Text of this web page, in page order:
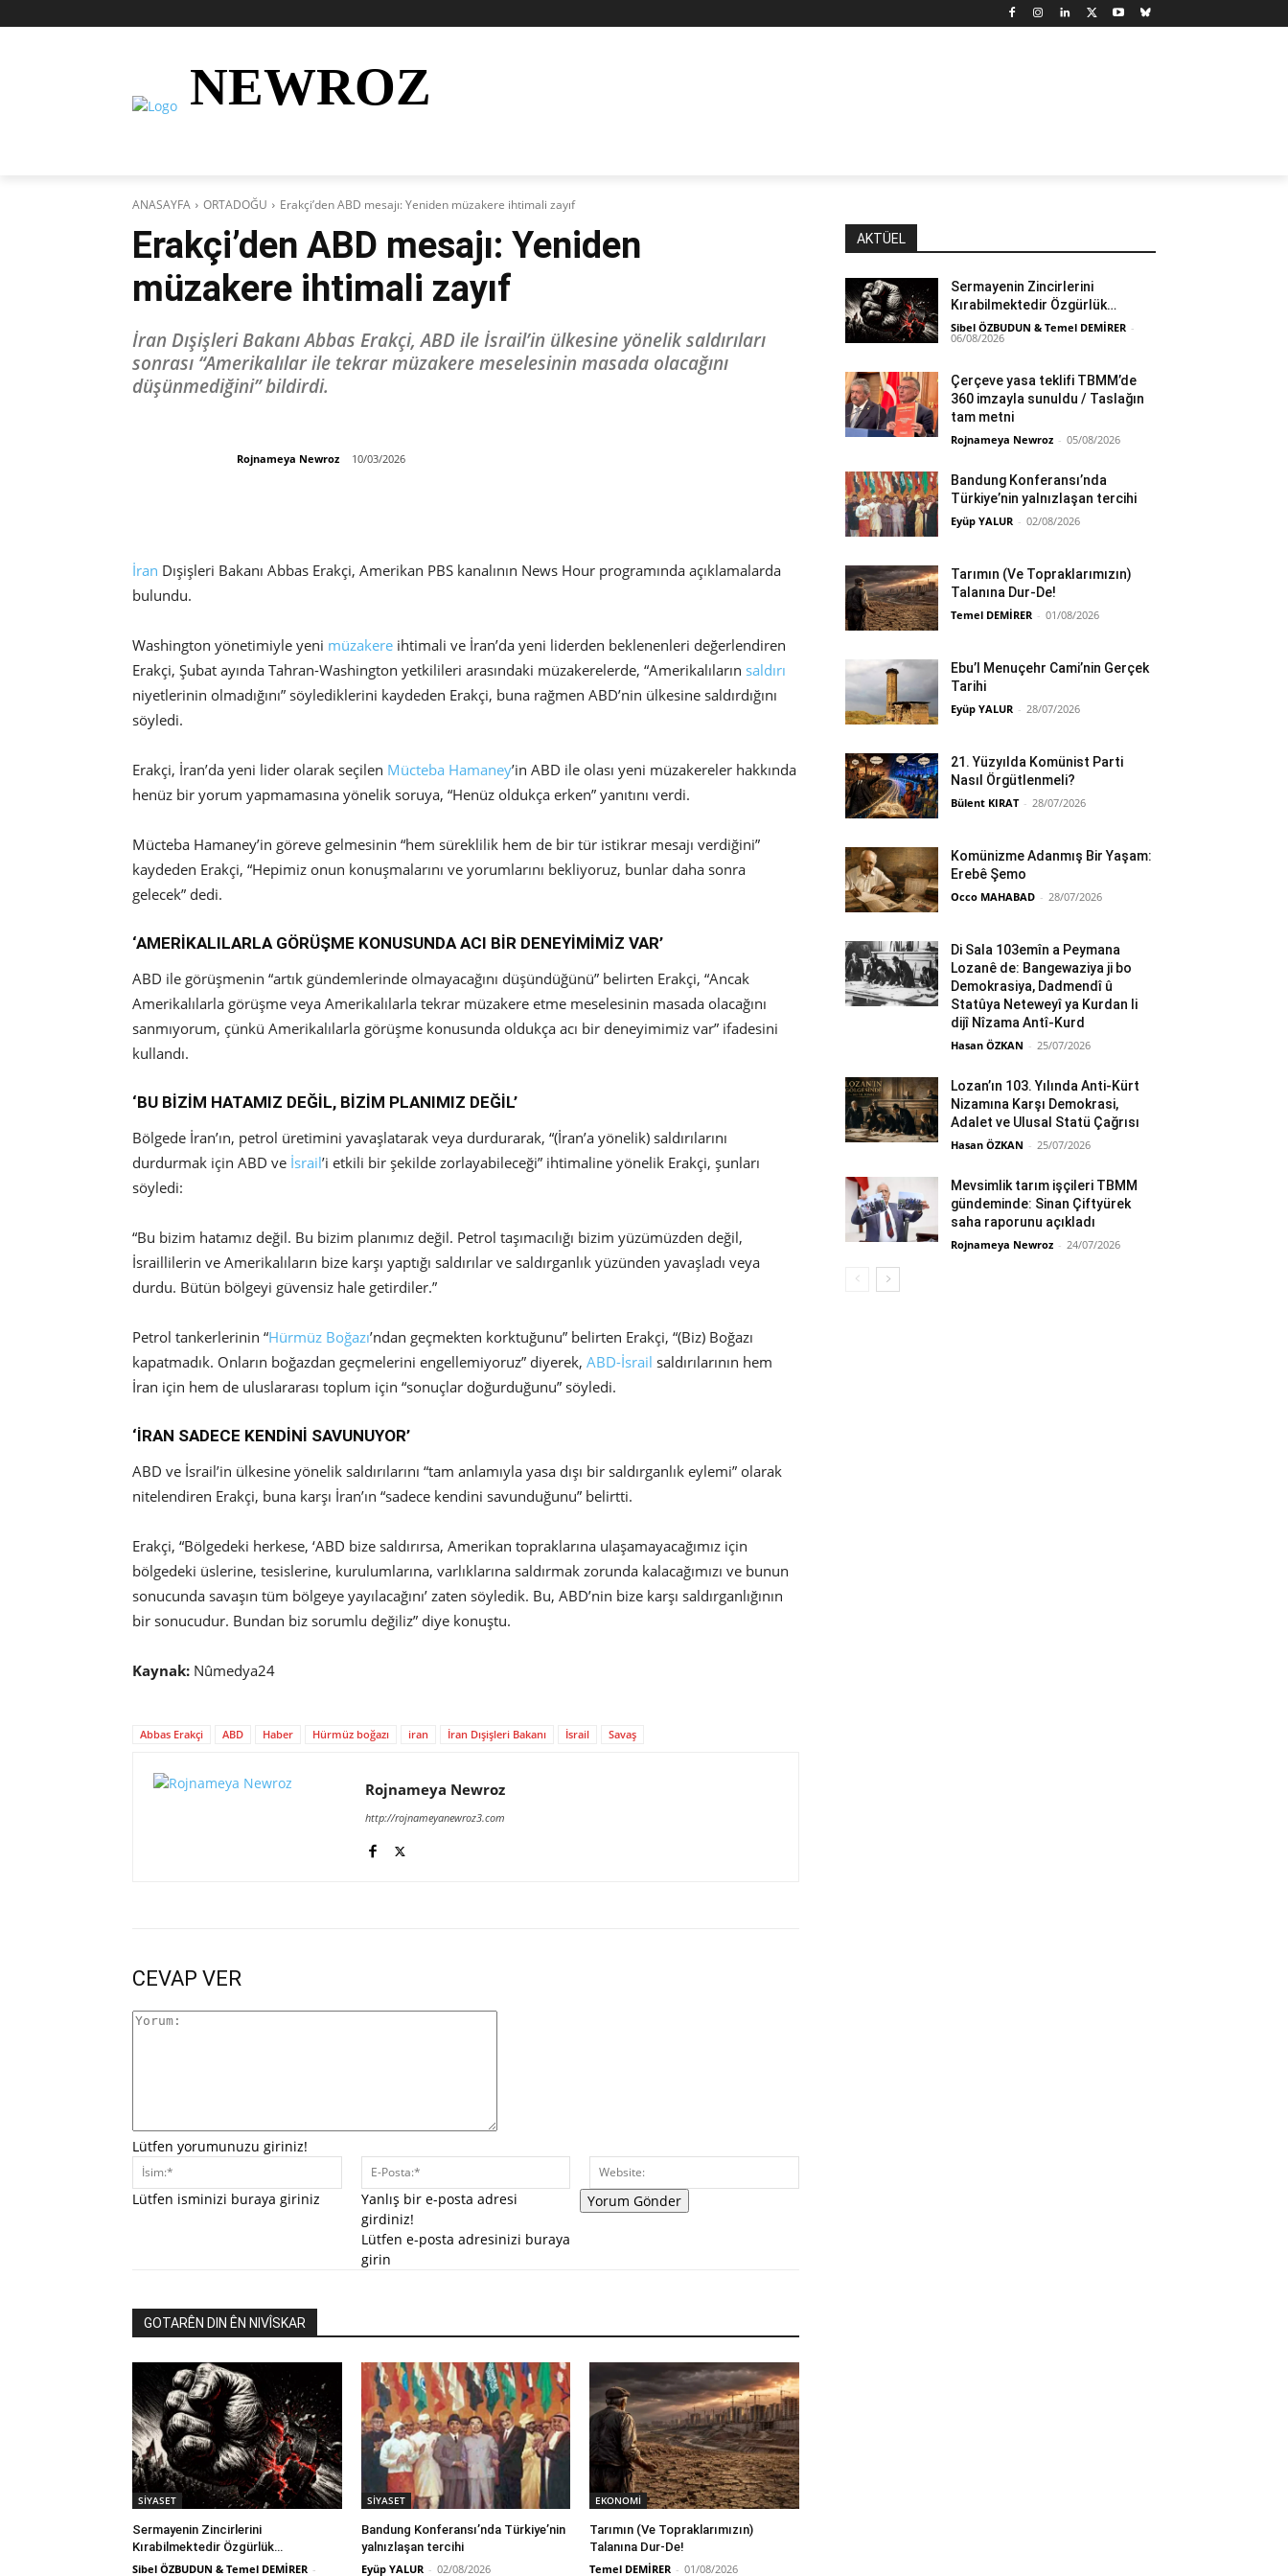
NEWROZ
ANASAYFA ORTADOĞU Erakçi’den ABD mesajı: Yeniden müzakere ihtimali zayıf
Erakçi’den ABD mesajı: Yeniden
müzakere ihtimali zayıf
İran Dışişleri Bakanı Abbas Erakçi, ABD ile İsrail’in ülkesine yönelik saldırıları
sonrası “Amerikalılar ile tekrar müzakere meselesinin masada olacağını
düşünmediğini” bildirdi.
Rojnameya Newroz 10/03/2026
İran Dışişleri Bakanı Abbas Erakçi, Amerikan PBS kanalının News Hour programında açıklamalarda
bulundu.
Washington yönetimiyle yeni müzakere ihtimali ve İran’da yeni liderden beklenenleri değerlendiren
Erakçi, Şubat ayında Tahran-Washington yetkilileri arasındaki müzakerelerde, “Amerikalıların saldırı
niyetlerinin olmadığını” söylediklerini kaydeden Erakçi, buna rağmen ABD’nin ülkesine saldırdığını
söyledi.
Erakçi, İran’da yeni lider olarak seçilen Mücteba Hamaney’in ABD ile olası yeni müzakereler hakkında
henüz bir yorum yapmamasına yönelik soruya, “Henüz oldukça erken” yanıtını verdi.
Mücteba Hamaney’in göreve gelmesinin “hem süreklilik hem de bir tür istikrar mesajı verdiğini”
kaydeden Erakçi, “Hepimiz onun konuşmalarını ve yorumlarını bekliyoruz, bunlar daha sonra
gelecek” dedi.
‘AMERİKALILARLA GÖRÜŞME KONUSUNDA ACI BİR DENEYİMİMİZ VAR’
ABD ile görüşmenin “artık gündemlerinde olmayacağını düşündüğünü” belirten Erakçi, “Ancak
Amerikalılarla görüşme veya Amerikalılarla tekrar müzakere etme meselesinin masada olacağını
sanmıyorum, çünkü Amerikalılarla görüşme konusunda oldukça acı bir deneyimimiz var” ifadesini
kullandı.
‘BU BİZİM HATAMIZ DEĞİL, BİZİM PLANIMIZ DEĞİL’
Bölgede İran’ın, petrol üretimini yavaşlatarak veya durdurarak, “(İran’a yönelik) saldırılarını
durdurmak için ABD ve İsrail’i etkili bir şekilde zorlayabileceği” ihtimaline yönelik Erakçi, şunları
söyledi:
“Bu bizim hatamız değil. Bu bizim planımız değil. Petrol taşımacılığı bizim yüzümüzden değil,
İsraillilerin ve Amerikalıların bize karşı yaptığı saldırılar ve saldırganlık yüzünden yavaşladı veya
durdu. Bütün bölgeyi güvensiz hale getirdiler.”
Petrol tankerlerinin “Hürmüz Boğazı’ndan geçmekten korktuğunu” belirten Erakçi, “(Biz) Boğazı
kapatmadık. Onların boğazdan geçmelerini engellemiyoruz” diyerek, ABD-İsrail saldırılarının hem
İran için hem de uluslararası toplum için “sonuçlar doğurduğunu” söyledi.
‘İRAN SADECE KENDİNİ SAVUNUYOR’
ABD ve İsrail’in ülkesine yönelik saldırılarını “tam anlamıyla yasa dışı bir saldırganlık eylemi” olarak
nitelendiren Erakçi, buna karşı İran’ın “sadece kendini savunduğunu” belirtti.
Erakçi, “Bölgedeki herkese, ‘ABD bize saldırırsa, Amerikan topraklarına ulaşamayacağımız için
bölgedeki üslerine, tesislerine, kurulumlarına, varlıklarına saldırmak zorunda kalacağımızı ve bunun
sonucunda savaşın tüm bölgeye yayılacağını’ zaten söyledik. Bu, ABD’nin bize karşı saldırganlığının
bir sonucudur. Bundan biz sorumlu değiliz” diye konuştu.
Kaynak: Nûmedya24
Abbas Erakçi ABD Haber Hürmüz boğazı iran İran Dışişleri Bakanı İsrail Savaş
Rojnameya Newroz
http://rojnameyanewroz3.com
CEVAP VER
Lütfen yorumunuzu giriniz!
İsim:*
Lütfen isminizi buraya giriniz
Posta:*
Yanlış bir e-posta adresi
girdiniz!
Lütfen e-posta adresinizi buraya
girin
GOTARÊN DIN ÊN NIVÎSKAR
SİYASET
Sermayenin Zincirlerini
Kırabilmektedir Özgürlük…
Sibel ÖZBUDUN & Temel DEMİRER -
SİYASET
Bandung Konferansı’nda Türkiye’nin
yalnızlaşan tercihi
Eyüp YALUR - 02/08/2026
EKONOMİ
Tarımın (Ve Topraklarımızın)
Talanına Dur-De!
Temel DEMİRER - 01/08/2026
AKTÜEL
Sermayenin Zincirlerini
Kırabilmektedir Özgürlük…
Sibel ÖZBUDUN & Temel DEMİRER -
06/08/2026
Çerçeve yasa teklifi TBMM’de
360 imzayla sunuldu / Taslağın
tam metni
Rojnameya Newroz - 05/08/2026
Bandung Konferansı’nda
Türkiye’nin yalnızlaşan tercihi
Eyüp YALUR - 02/08/2026
Tarımın (Ve Topraklarımızın)
Talanına Dur-De!
Temel DEMİRER - 01/08/2026
Ebu’l Menuçehr Cami’nin Gerçek
Tarihi
Eyüp YALUR - 28/07/2026
21. Yüzyılda Komünist Parti
Nasıl Örgütlenmeli?
Bülent KIRAT - 28/07/2026
Komünizme Adanmış Bir Yaşam:
Erebê Şemo
Occo MAHABAD - 28/07/2026
Di Sala 103emîn a Peymana
Lozanê de: Bangewaziya ji bo
Demokrasiya, Dadmendî û
Statûya Neteweyî ya Kurdan li
dijî Nîzama Antî-Kurd
Hasan ÖZKAN - 25/07/2026
Lozan’ın 103. Yılında Anti-Kürt
Nizamına Karşı Demokrasi,
Adalet ve Ulusal Statü Çağrısı
Hasan ÖZKAN - 25/07/2026
Mevsimlik tarım işçileri TBMM
gündeminde: Sinan Çiftyürek
saha raporunu açıkladı
Rojnameya Newroz - 24/07/2026